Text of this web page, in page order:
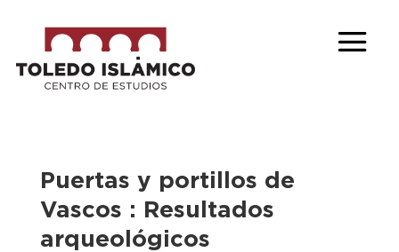
Puertas y portillos de
Vascos : Resultados
arqueológicos